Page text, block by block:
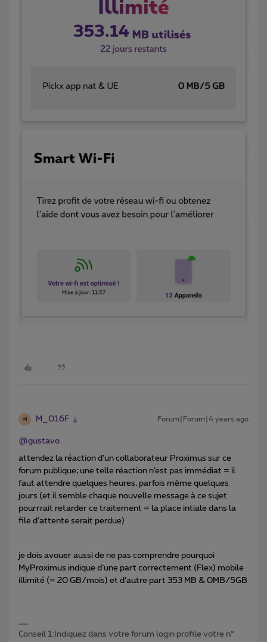
M M_016F Forum|Forum|4 years ago
@gustavo
attendez la réaction d’un collaborateur Proximus sur ce
forum publique; une telle réaction n’est pas immédiat = il
faut attendre quelques heures, parfois même quelques
jours (et il semble chaque nouvelle message à ce sujet
pourrrait retarder ce traitement = la place intiale dans la
file d’attente serait perdue)
je dois avouer aussi de ne pas comprendre pourquoi
MyProximus indique d’une part correctement (Flex) mobile
illimité (= 20 GB/mois) et d’autre part 353 MB & 0MB/5GB
Conseil 1:Indiquez dans votre forum login profile votre n°